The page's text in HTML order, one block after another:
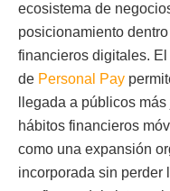
ecosistema de
posicionamiento
financieros digitales.
de Personal Pay
llegada a públicos
hábitos financieros
como una expansión
incorporada sin perder